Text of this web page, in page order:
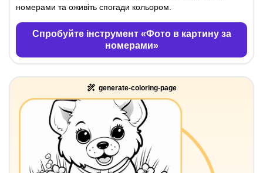
номерами та оживіть спогади кольором.
Спробуйте інструмент «Фото в картину за
номерами»
generate-coloring-page